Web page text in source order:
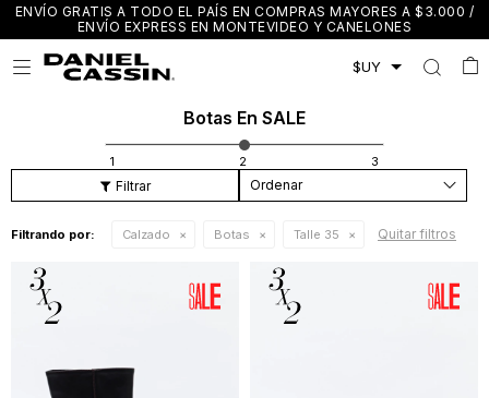
ENVÍO GRATIS A TODO EL PAÍS EN COMPRAS MAYORES A $3.000 /
ENVÍO EXPRESS EN MONTEVIDEO Y CANELONES

Botas En SALE
Recomendados
Filtrando por: Calzado Botas Talle 35 Quitar filtros